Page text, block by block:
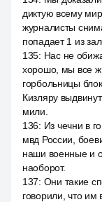
диктую всему
журналисты
попадает 1 из
135: Нас не
хорошо, мы все
горбольницы
Кизляру
мили.
136: Из чечни в
мвд России,
наши военные и
наоборот.
137: Они такие
говорили, что им